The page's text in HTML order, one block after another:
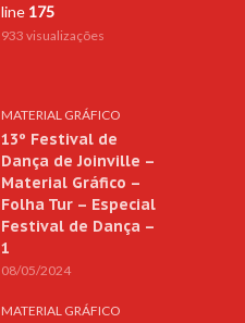
line 175
933 visualizações
MATERIAL GRÁFICO
13º Festival de
Dança de Joinville –
Material Gráfico –
Folha Tur – Especial
Festival de Dança –
1
08/05/2024
MATERIAL GRÁFICO